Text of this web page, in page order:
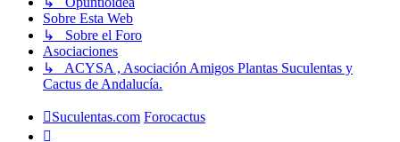
Sobre Esta Web
↳ Sobre el Foro
Asociaciones
↳ ACYSA , Asociación Amigos Plantas Suculentas y
Cactus de Andalucía.
Suculentas.com Forocactus